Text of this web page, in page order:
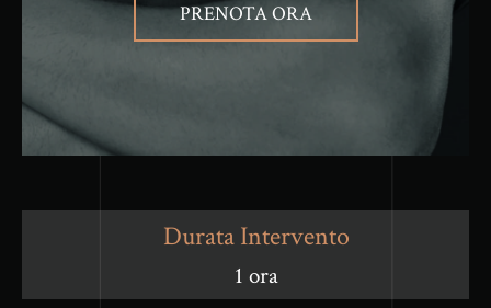
PRENOTA ORA
Durata Intervento
1 ora